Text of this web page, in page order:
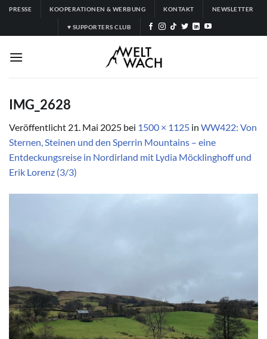
Zum
springen
PRESSE KOOPERATIONEN & WERBUNG KONTAKT NEWSLETTER
♥ SUPPORTERS CLUB
IMG_2628
Veröffentlicht 21. Mai 2025 bei 1500 × 1125 in WW422: Von
Sternen, Steinen und den Sperrin Mountains – eine
Entdeckungsreise in Nordirland mit Lydia Möcklinghoff und
Erik Lorenz (3/3)